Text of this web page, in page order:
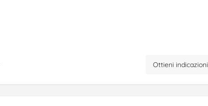
Ottieni indicazioni